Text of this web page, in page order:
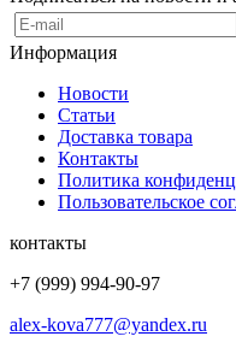
Информация
Новости
Статьи
Доставка товара
Контакты
Политика
Пользовательское
контакты
+7 (999) 994-90-97
alex-kova777@yandex.ru